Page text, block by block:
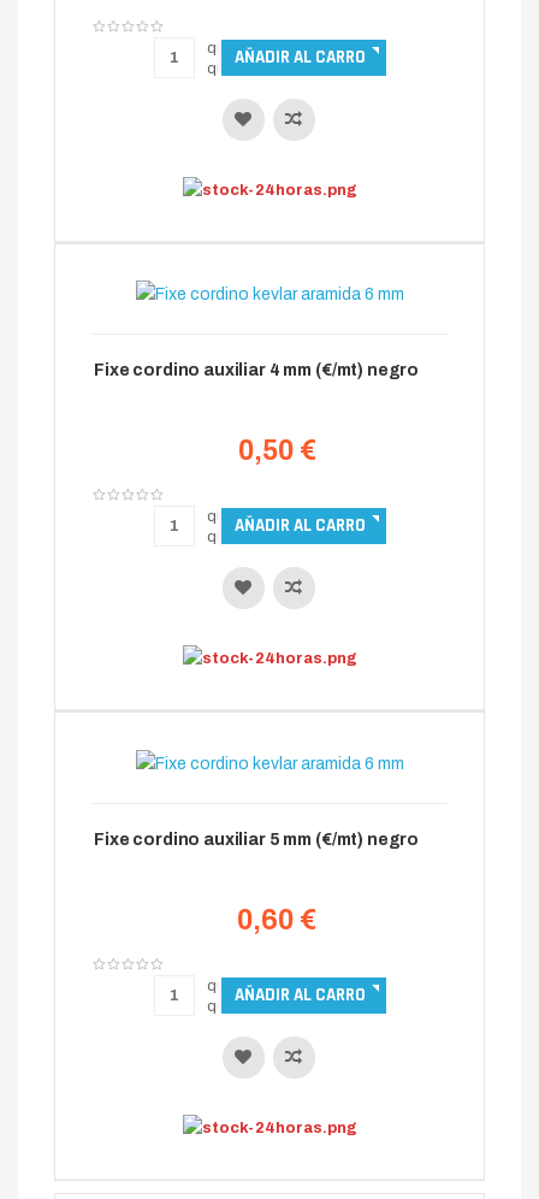
Fixe cordino auxiliar 4 mm (€/mt) negro
0,50 €
Fixe cordino auxiliar 5 mm (€/mt) negro
0,60 €